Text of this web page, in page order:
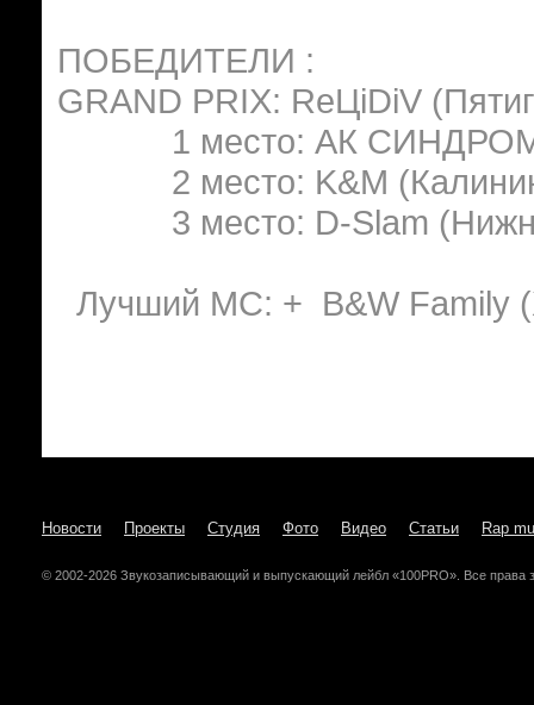
ПОБЕДИТЕЛИ :
GRAND PRIX: ReЦiDiV
1 место: АК СИНДРОМ
2 место: K&M
3 место: D-Slam
Лучший МС: + B&W Family
Новости Проекты Студия Фото Видео Статьи Rap
© 2002-2026 Звукозаписывающий и выпускающий лейбл «100PRO». Все